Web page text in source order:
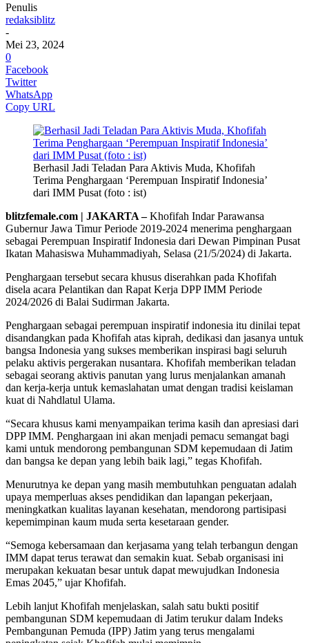
Penulis
redaksiblitz
-
Mei 23, 2024
0
Facebook
Twitter
WhatsApp
Copy URL
Berhasil Jadi Teladan Para Aktivis Muda, Khofifah
Terima Penghargaan ‘Perempuan Inspiratif Indonesia’
dari IMM Pusat (foto : ist)
blitzfemale.com | JAKARTA –Khofifah Indar Parawansa
Gubernur Jawa Timur Periode 2019-2024 menerima penghargaan
sebagai Perempuan Inspiratif Indonesia dari Dewan Pimpinan Pusat
Ikatan Mahasiswa Muhammadiyah, Selasa (21/5/2024) di Jakarta.
Penghargaan tersebut secara khusus diserahkan pada Khofifah
disela acara Pelantikan dan Rapat Kerja DPP IMM Periode
2024/2026 di Balai Sudirman Jakarta.
Penghargaan sebagai perempuan inspiratif indonesia itu dinilai tepat
disandangkan pada Khofifah atas kiprah, dedikasi dan jasanya untuk
bangsa Indonesia yang sukses memberikan inspirasi bagi seluruh
pelaku aktivis pergerakan nusantara. Khofifah memberikan teladan
sebagai seorang aktivis panutan yang lurus menjalankan amanah
dan kerja-kerja untuk kemaslahatan umat dengan tradisi keislaman
kuat di Nahdlatul Ulama.
“Secara khusus kami menyampaikan terima kasih dan apresiasi dari
DPP IMM. Penghargaan ini akan menjadi pemacu semangat bagi
kami untuk mendorong pembangunan SDM kepemudaan di Jatim
dan bangsa ke depan yang lebih baik lagi,” tegas Khofifah.
Menurutnya ke depan yang masih membutuhkan penguatan adalah
upaya memperluas akses pendidikan dan lapangan pekerjaan,
meningkatkan kualitas layanan kesehatan, mendorong partisipasi
kepemimpinan kaum muda serta kesetaraan gender.
“Semoga kebersamaan dan kerjasama yang telah terbangun dengan
IMM dapat terus terawat dan semakin kuat. Sebab organisasi ini
merupakan kekuatan besar untuk dapat mewujudkan Indonesia
Emas 2045,” ujar Khofifah.
Lebih lanjut Khofifah menjelaskan, salah satu bukti positif
pembangunan SDM kepemudaan di Jatim terukur dalam Indeks
Pembangunan Pemuda (IPP) Jatim yang terus mengalami